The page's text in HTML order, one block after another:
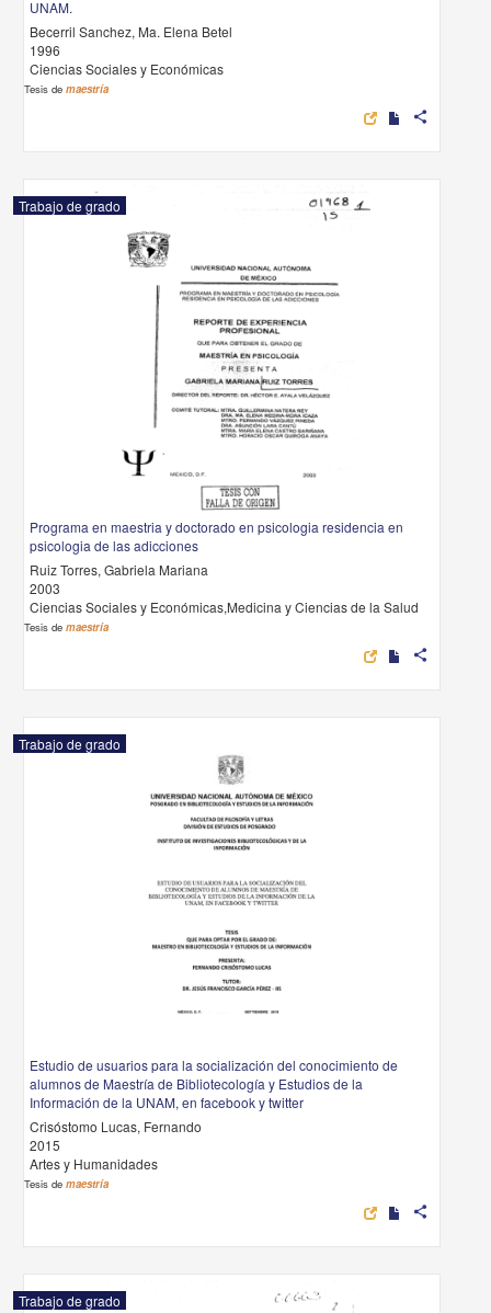
UNAM.
Becerril Sanchez, Ma. Elena Betel
1996
Ciencias Sociales y Económicas
Tesis demaestría
share
Trabajo de grado
Programa en maestria y doctorado en psicologia residencia en
psicologia de las adicciones
Ruiz Torres, Gabriela Mariana
2003
Ciencias Sociales y Económicas,Medicina y Ciencias de la Salud
Tesis demaestría
share
Trabajo de grado
Estudio de usuarios para la socialización del conocimiento de
alumnos de Maestría de Bibliotecología y Estudios de la
Información de la UNAM, en facebook y twitter
Crisóstomo Lucas, Fernando
2015
Artes y Humanidades
Tesis demaestría
share
Trabajo de grado